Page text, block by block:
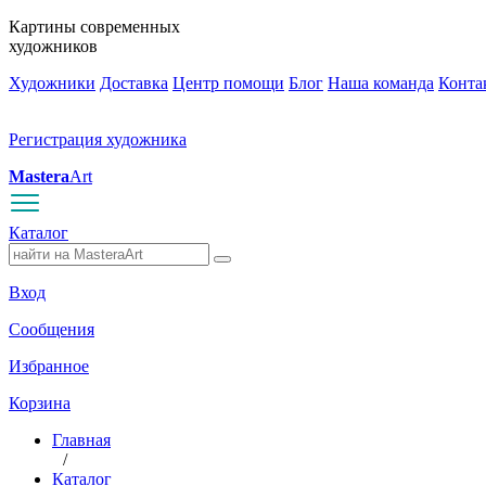
Картины современных
художников
Художники Доставка Центр помощи Блог Наша команда
Регистрация художника
MasteraArt
Каталог
Вход
Сообщения
Избранное
Корзина
Главная
/
Каталог